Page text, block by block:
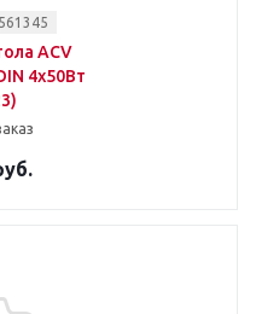
ACV
4x50Вт